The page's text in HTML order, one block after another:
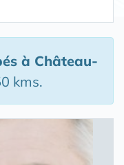
à Château-
kms.